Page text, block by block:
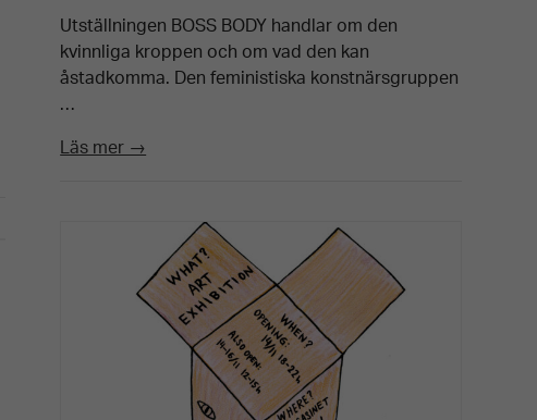
Utställningen BOSS BODY handlar om den
kvinnliga kroppen och om vad den kan
åstadkomma. Den feministiska konstnärsgruppen
…
Läs mer →